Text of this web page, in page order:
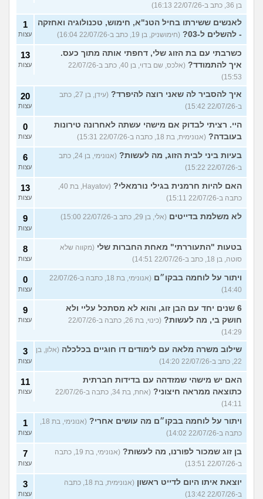
בן 36, כתב ב-22/07/26 16:13)
לאנשים ששירתו בחיל הטנ"א, חימוש, טכנולוגיה ואחזקה
- להשלים ל-03?
(חימושניק, בן 19, כתב ב-22/07/26 16:04)
1
עצות
כשרבתי עם בת הזוג שלי, דחפתי אותה מתוך כעס.
איך להתמודד?
(אלכס, שם בדוי, בן 40, כתב ב-22/07/26
15:53)
13
עצות
איך להסביר לה שאני רוצה להיפרד?
(עידן, בן 27, כתב
ב-22/07/26 15:42)
20
עצות
היי. רציתי לבדוק אם מישהי עשתה לאחרונה טירונות
בעובדה? (אנונימית, בת 18, כתבה ב-22/07/26 15:31)
0
עצות
בעיות ביני לבית הזוג, מה לעשות?
(אנונימי, בן 24, כתב
ב-22/07/26 15:22)
6
עצות
האם להיות חרמנית בגילי נורמאלי?
(Hayatov, בת 40,
כתבה ב-22/07/26 15:11)
13
עצות
לא משלמת בדייטים (אלי, בן 29, כתב ב-22/07/26 15:00) 9
עצות
בטעות "התעוררתי" מאחת החברות שלי (מקווה שלא
סוטה, בן 18, כתב ב-22/07/26 14:51)
8
עצות
ויתור על לוחמה בבקו״ם
(אנונימי, בת 18, כתבה ב-22/07/26
14:40)
0
עצות
6 שנים יחד עם הבן זוג, והוא לא מסתכל עליי ולא
חושק בי, מה לעשות?
(כינוי, בת 26, כתבה ב-22/07/26
14:29)
9
עצות
שילוב משרה מלאה עם לימודים דו חוגיים בכלכלה (אלון, בן
22, כתב ב-22/07/26 14:20)
3
עצות
האם יש מישהי שמזדהה עם בדידות חברתית
כתוצאה ממראה חיצוני?
(אחת, בת 34, כתבה ב-22/07/26
14:11)
11
עצות
ויתור על לוחמה בבקו״ם מה עושים אחרי?
(אנונימי, בת 18,
כתבה ב-22/07/26 14:02)
1
עצות
בן זוג שמכור לפורנו, מה לעשות?
(אנונימי, בת 19, כתבה
ב-22/07/26 13:51)
7
עצות
יוצאת איתו היום לדייט ראשון
(אנונימית, בת 18, כתבה
ב-22/07/26 13:42)
3
עצות